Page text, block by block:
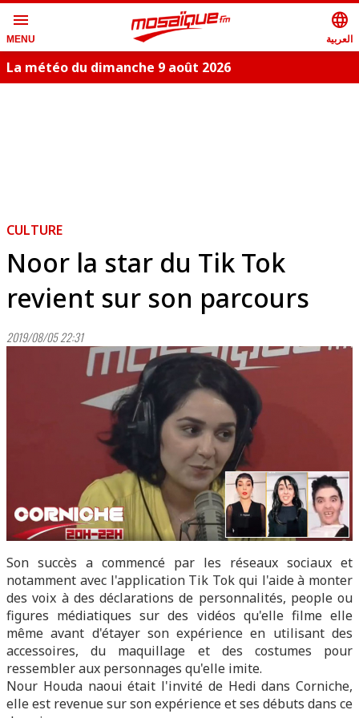
menu
MENU
language
العربية
La météo du dimanche 9 août 2026
CULTURE
Noor la star du Tik Tok
revient sur son parcours
2019/08/05 22:31
Son succès a commencé par les réseaux sociaux et
notamment avec l'application Tik Tok qui l'aide à monter
des voix à des déclarations de personnalités, people ou
figures médiatiques sur des vidéos qu'elle filme elle
même avant d'étayer son expérience en utilisant des
accessoires, du maquillage et des costumes pour
ressembler aux personnages qu'elle imite.
Nour Houda naoui était l'invité de Hedi dans Corniche,
elle est revenue sur son expérience et ses débuts dans ce